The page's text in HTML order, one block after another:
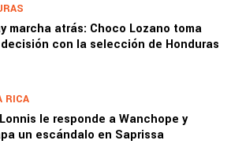
marcha atrás: Choco Lozano toma
con la selección de Honduras
RICA
le responde a Wanchope y
un escándalo en Saprissa